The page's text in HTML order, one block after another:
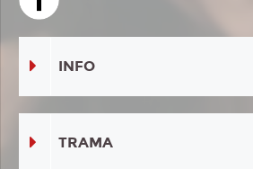
INFO
TRAMA